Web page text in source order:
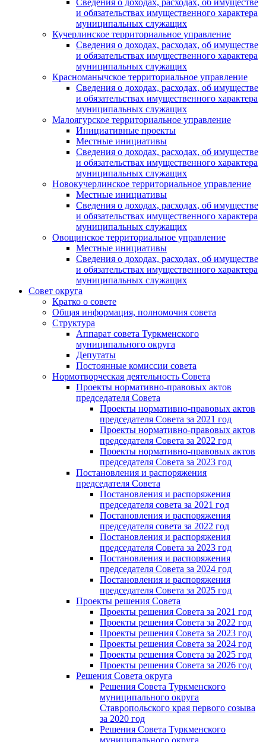
и обязательствах имущественного характера
муниципальных служащих
Кучерлинское территориальное управление
Сведения о доходах, расходах, об имуществе
и обязательствах имущественного характера
муниципальных служащих
Красноманычское территориальное управление
Сведения о доходах, расходах, об имуществе
и обязательствах имущественного характера
муниципальных служащих
Малоягурское территориальное управление
Инициативные проекты
Местные инициативы
Сведения о доходах, расходах, об имуществе
и обязательствах имущественного характера
муниципальных служащих
Новокучерлинское территориальное управление
Местные инициативы
Сведения о доходах, расходах, об имуществе
и обязательствах имущественного характера
муниципальных служащих
Овощинское территориальное управление
Местные инициативы
Сведения о доходах, расходах, об имуществе
и обязательствах имущественного характера
муниципальных служащих
Совет округа
Кратко о совете
Общая информация, полномочия совета
Структура
Аппарат совета Туркменского
муниципального округа
Депутаты
Постоянные комиссии совета
Нормотворческая деятельность Совета
Проекты нормативно-правовых актов
председателя Cовета
Проекты нормативно-правовых актов
председателя Cовета за 2021 год
Проекты нормативно-правовых актов
председателя Cовета за 2022 год
Проекты нормативно-правовых актов
председателя Cовета за 2023 год
Постановления и распоряжения
председателя Cовета
Постановления и распоряжения
председателя совета за 2021 год
Постановления и распоряжения
председателя совета за 2022 год
Постановления и распоряжения
председателя Cовета за 2023 год
Постановления и распоряжения
председателя Cовета за 2024 год
Постановления и распоряжения
председателя Cовета за 2025 год
Проекты решения Cовета
Проекты решения Совета за 2021 год
Проекты решения Совета за 2022 год
Проекты решения Cовета за 2023 год
Проекты решения Совета за 2024 год
Проекты решения Совета за 2025 год
Проекты решения Совета за 2026 год
Решения Совета округа
Решения Совета Туркменского
муниципального округа
Ставропольского края первого созыва
за 2020 год
Решения Совета Туркменского
муниципального округа